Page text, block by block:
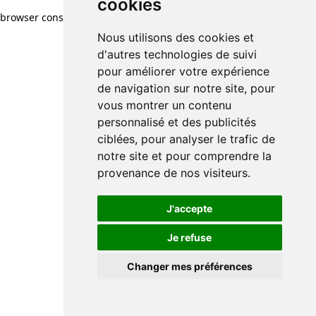
cookies
Nous utilisons des cookies et
d'autres technologies de suivi
pour améliorer votre expérience
de navigation sur notre site, pour
vous montrer un contenu
personnalisé et des publicités
ciblées, pour analyser le trafic de
notre site et pour comprendre la
provenance de nos visiteurs.
J'accepte
Je refuse
Changer mes préférences
browser console for more information)